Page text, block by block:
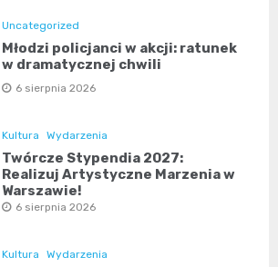
Uncategorized
Młodzi policjanci w akcji: ratunek
w dramatycznej chwili
6 sierpnia 2026
Kultura Wydarzenia
Twórcze Stypendia 2027:
Realizuj Artystyczne Marzenia w
Warszawie!
6 sierpnia 2026
Kultura Wydarzenia